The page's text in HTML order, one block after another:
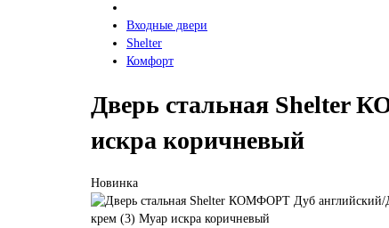
Входные двери
Shelter
Комфорт
Дверь стальная Shelter
искра коричневый
Новинка